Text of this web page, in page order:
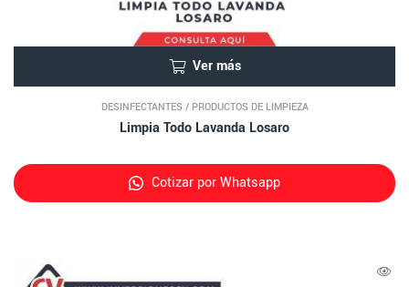
Ver más
DESINFECTANTES / PRODUCTOS DE LIMPIEZA
Limpia Todo Lavanda Losaro
Cotizar por Whatsapp